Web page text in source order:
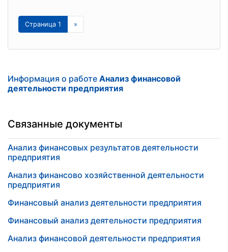
Страница 1 »
Информация о работе Анализ финансовой
деятельности предприятия
Связанные документы
Анализ финансовых результатов деятельности
предприятия
Анализ финансово хозяйственной деятельности
предприятия
Финансовый анализ деятельности предприятия
Финансовый анализ деятельности предприятия
Анализ финансовой деятельности предприятия